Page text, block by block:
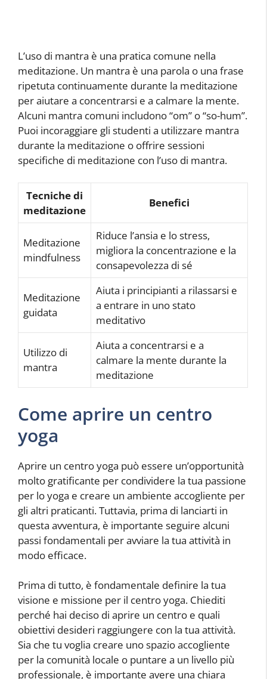
L’uso di mantra è una pratica comune nella
meditazione. Un mantra è una parola o una frase
ripetuta continuamente durante la meditazione
per aiutare a concentrarsi e a calmare la mente.
Alcuni mantra comuni includono “om” o “so-hum”.
Puoi incoraggiare gli studenti a utilizzare mantra
durante la meditazione o offrire sessioni
specifiche di meditazione con l’uso di mantra.
Tecniche di
meditazione
Benefici
Meditazione
mindfulness
Riduce l’ansia e lo stress,
migliora la concentrazione e la
consapevolezza di sé
Meditazione
guidata
Aiuta i principianti a rilassarsi e
a entrare in uno stato
meditativo
Utilizzo di
mantra
Aiuta a concentrarsi e a
calmare la mente durante la
meditazione
Come aprire un centro
yoga
Aprire un centro yoga può essere un’opportunità
molto gratificante per condividere la tua passione
per lo yoga e creare un ambiente accogliente per
gli altri praticanti. Tuttavia, prima di lanciarti in
questa avventura, è importante seguire alcuni
passi fondamentali per avviare la tua attività in
modo efficace.
Prima di tutto, è fondamentale definire la tua
visione e missione per il centro yoga. Chiediti
perché hai deciso di aprire un centro e quali
obiettivi desideri raggiungere con la tua attività.
Sia che tu voglia creare uno spazio accogliente
per la comunità locale o puntare a un livello più
professionale, è importante avere una chiara